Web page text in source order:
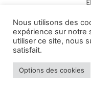
À
© L'assurance en
Nous utilisons des
expérience sur notre
utiliser ce site, nous
satisfait.
Options des cookies